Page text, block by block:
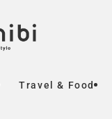
Travel & Food